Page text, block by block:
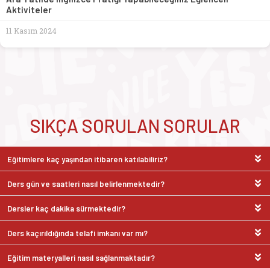
Aktiviteler
11 Kasım 2024
SIKÇA SORULAN SORULAR
Eğitimlere kaç yaşından itibaren katılabiliriz?
Ders gün ve saatleri nasıl belirlenmektedir?
Dersler kaç dakika sürmektedir?
Ders kaçırıldığında telafi imkanı var mı?
Eğitim materyalleri nasıl sağlanmaktadır?